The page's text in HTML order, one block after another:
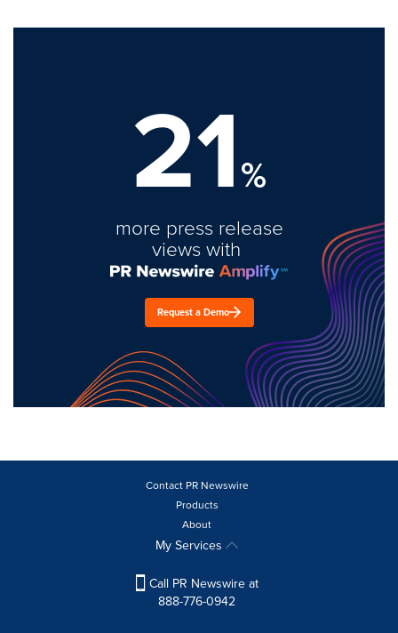
21%
more press release
views with
Request a Demo
Contact PR Newswire
Products
About
My Services
Call PR Newswire at
888-776-0942